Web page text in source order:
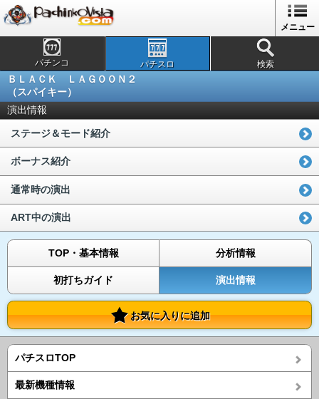
メニュー
パチンコ パチスロ 検索
ＢＬＡＣＫ ＬＡＧＯＯＮ２
（スパイキー）
演出情報
ステージ＆モード紹介
ボーナス紹介
通常時の演出
ART中の演出
TOP・基本情報 分析情報
初打ちガイド 演出情報
お気に入りに追加
パチスロTOP
最新機種情報